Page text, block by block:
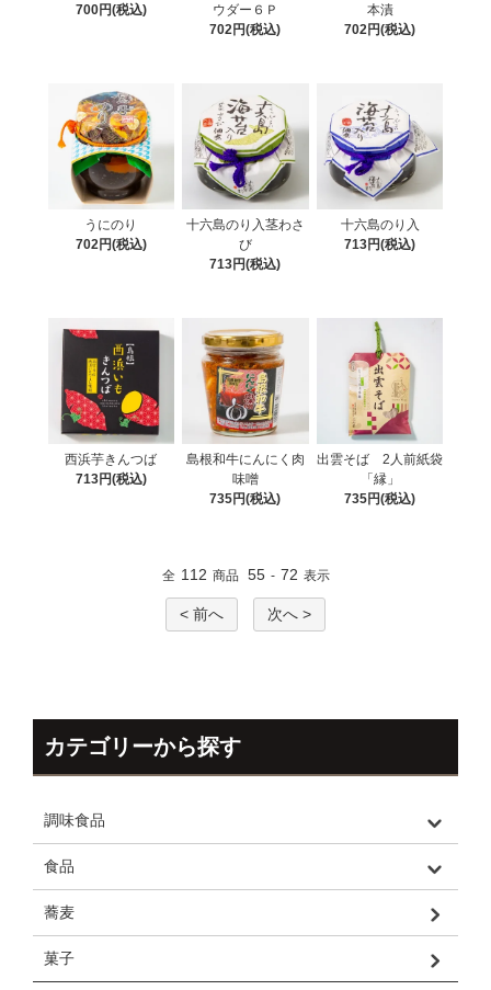
700円(税込)
ウダー６Ｐ
702円(税込)
本漬
702円(税込)
うにのり
702円(税込)
十六島のり入茎わさ
び
713円(税込)
十六島のり入
713円(税込)
西浜芋きんつば
713円(税込)
島根和牛にんにく肉
味噌
735円(税込)
出雲そば 2人前紙袋
「縁」
735円(税込)
全 112 商品 55 - 72 表示
< 前へ 次へ >
カテゴリーから探す
調味食品
食品
蕎麦
菓子